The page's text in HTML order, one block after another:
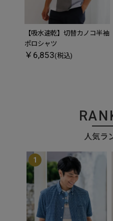
【吸水速乾】切替カノコ半袖
ポロシャツ
￥6,853(税込)
人気ラ